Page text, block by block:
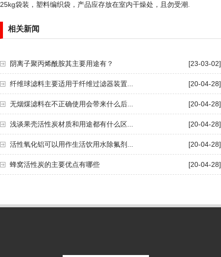
25kg袋装，塑料编织袋，产品应存放在室内干燥处，且勿受潮.
相关新闻
[23-03-02]
阴离子聚丙烯酰胺其主要用途有？
[20-04-28]
纤维球滤料主要适用于纤维过滤器装置...
[20-04-28]
无烟煤滤料在不正确使用会带来什么后...
[20-04-28]
浅谈果壳活性炭材质和用途都有什么区...
[20-04-28]
活性氧化铝可以用作生活饮用水除氟剂...
[20-04-28]
蜂窝活性炭的主要优点有哪些